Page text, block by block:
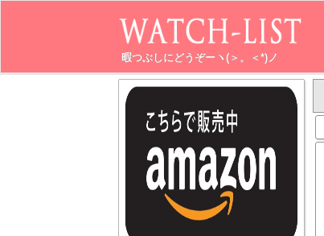
暇つぶしにどうぞーヽ(＞。＜*)ノ